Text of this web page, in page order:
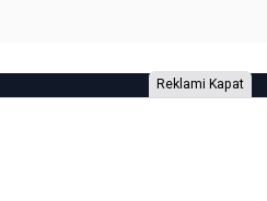
Reklami Kapat